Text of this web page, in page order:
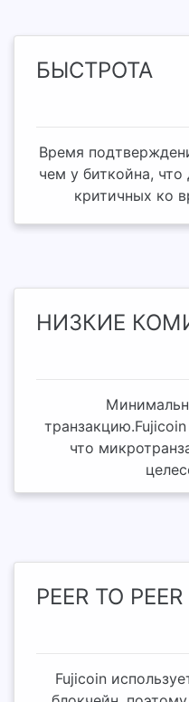
БЫСТРОТА
Время
чем у биткойна,
критичных ко
НИЗКИЕ
что
PEER TO PEER
Fujicoin